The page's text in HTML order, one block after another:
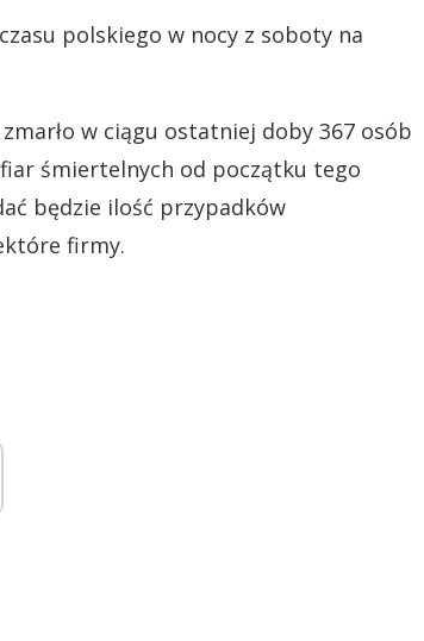
polskiego w nocy z soboty na
w ciągu ostatniej doby 367 osób
śmiertelnych od początku tego
będzie ilość przypadków
firmy.